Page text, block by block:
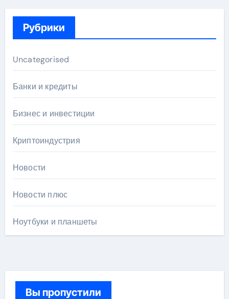
Рубрики
Uncategorised
Банки и кредиты
Бизнес и инвестиции
Криптоиндустрия
Новости
Новости плюс
Ноутбуки и планшеты
Вы пропустили